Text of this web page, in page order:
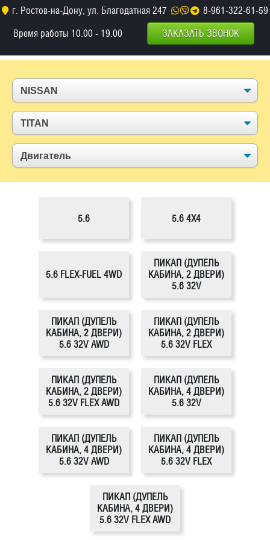
г. Ростов-на-Дону, ул. Благодатная 247
8-961-322-61-59
Время работы 10.00 - 19.00
ЗАКАЗАТЬ ЗВОНОК
5.6 5.6 4X4
5.6 FLEX-FUEL 4WD
ПИКАП (ДУПЕЛЬ
КАБИНА, 2 ДВЕРИ)
5.6 32V
ПИКАП (ДУПЕЛЬ
КАБИНА, 2 ДВЕРИ)
5.6 32V AWD
ПИКАП (ДУПЕЛЬ
КАБИНА, 2 ДВЕРИ)
5.6 32V FLEX
ПИКАП (ДУПЕЛЬ
КАБИНА, 2 ДВЕРИ)
5.6 32V FLEX AWD
ПИКАП (ДУПЕЛЬ
КАБИНА, 4 ДВЕРИ)
5.6 32V
ПИКАП (ДУПЕЛЬ
КАБИНА, 4 ДВЕРИ)
5.6 32V AWD
ПИКАП (ДУПЕЛЬ
КАБИНА, 4 ДВЕРИ)
5.6 32V FLEX
ПИКАП (ДУПЕЛЬ
КАБИНА, 4 ДВЕРИ)
5.6 32V FLEX AWD